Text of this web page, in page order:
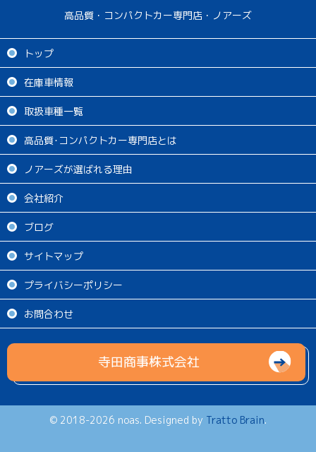
高品質・コンパクトカー専門店・ノアーズ
トップ
在庫車情報
取扱車種一覧
高品質･コンパクトカー専門店とは
ノアーズが選ばれる理由
会社紹介
ブログ
サイトマップ
プライバシーポリシー
お問合わせ
寺田商事株式会社
© 2018-2026 noas. Designed by Tratto Brain.